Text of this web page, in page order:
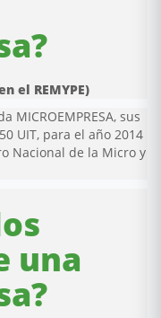
el REMYPE)
MICROEMPRESA, sus
UIT, para el año 2014
Nacional de la Micro y
una